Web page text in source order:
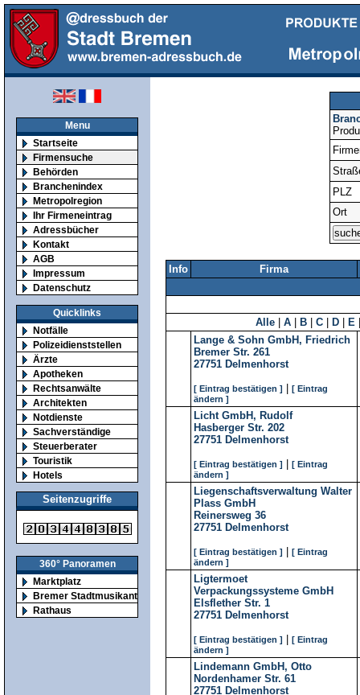
Menu
Startseite
Firmensuche
Behörden
Branchenindex
Metropolregion
Ihr Firmeneintrag
Adressbücher
Kontakt
AGB
Impressum
Datenschutz
Quicklinks
Notfälle
Polizeidienststellen
Ärzte
Apotheken
Rechtsanwälte
Architekten
Notdienste
Sachverständige
Steuerberater
Touristik
Hotels
Seitenzugriffe
360° Panoramen
Marktplatz
Bremer Stadtmusikanten
Rathaus
PLZ
Ort
Info Firma
Alle A B C D E
Lange & Sohn GmbH, Friedrich
Bremer Str. 261
27751 Delmenhorst
[ Eintrag bestätigen ]
[ Eintrag
ändern ]
Licht GmbH, Rudolf
Hasberger Str. 202
27751 Delmenhorst
[ Eintrag bestätigen ]
[ Eintrag
ändern ]
Liegenschaftsverwaltung Walter
Plass GmbH
Reinersweg 36
27751 Delmenhorst
[ Eintrag bestätigen ]
[ Eintrag
ändern ]
Ligtermoet
Verpackungssysteme GmbH
Elsflether Str. 1
27751 Delmenhorst
[ Eintrag bestätigen ]
[ Eintrag
ändern ]
Lindemann GmbH, Otto
Nordenhamer Str. 61
27751 Delmenhorst